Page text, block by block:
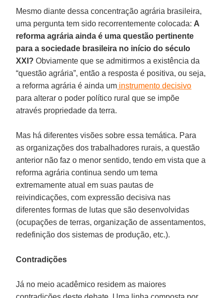
Mesmo diante dessa concentração agrária brasileira,
uma pergunta tem sido recorrentemente colocada: A
reforma agrária ainda é uma questão pertinente
para a sociedade brasileira no início do século
XXI? Obviamente que se admitirmos a existência da
“questão agrária”, então a resposta é positiva, ou seja,
a reforma agrária é ainda um instrumento decisivo
para alterar o poder político rural que se impõe
através propriedade da terra.
Mas há diferentes visões sobre essa temática. Para
as organizações dos trabalhadores rurais, a questão
anterior não faz o menor sentido, tendo em vista que a
reforma agrária continua sendo um tema
extremamente atual em suas pautas de
reivindicações, com expressão decisiva nas
diferentes formas de lutas que são desenvolvidas
(ocupações de terras, organização de assentamentos,
redefinição dos sistemas de produção, etc.).
Contradições
Já no meio acadêmico residem as maiores